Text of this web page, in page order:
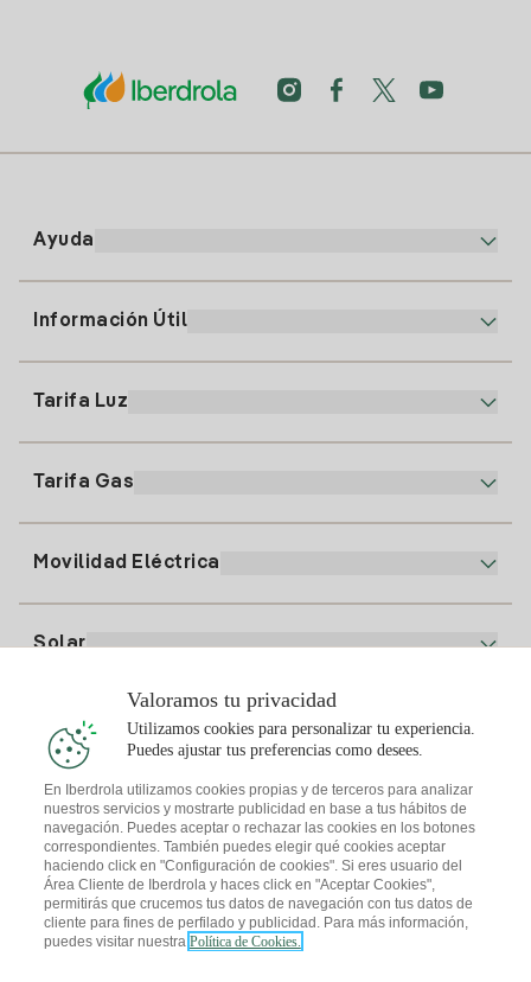
Ayuda
91 919 52 73
clientes@tuiberdrola.es
Información Útil
Alta Gas
Tarifa Luz
Precio de la luz hoy
Tarifa Gas
Movilidad Eléctrica
Solar
Plan Solar
Simulador Placas Solares
Comunidades Solares
Solar Cloud
I + Repair Solar
Te interesa
Consejos Luz
Consejos Gas
Autoconsumo
Descarga la App Iberdrola Clientes
Mapa webInformación legal y Política de cookies
Valoramos tu privacidad
Utilizamos cookies para personalizar tu experiencia.
Puedes ajustar tus preferencias como desees.
En Iberdrola utilizamos cookies propias y de terceros para analizar
nuestros servicios y mostrarte publicidad en base a tus hábitos de
navegación. Puedes aceptar o rechazar las cookies en los botones
correspondientes. También puedes elegir qué cookies aceptar
haciendo click en "Configuración de cookies". Si eres usuario del
Área Cliente de Iberdrola y haces click en "Aceptar Cookies",
permitirás que crucemos tus datos de navegación con tus datos de
cliente para fines de perfilado y publicidad. Para más información,
puedes visitar nuestra Política de Cookies.